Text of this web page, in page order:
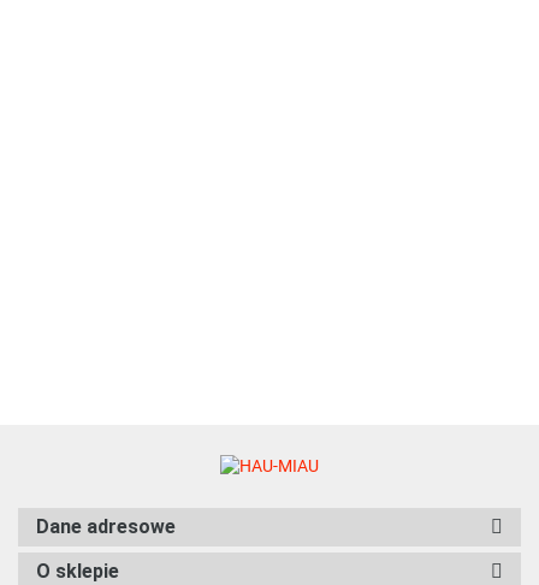
Dane adresowe
O sklepie